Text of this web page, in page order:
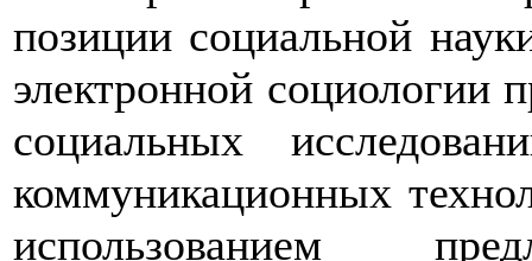
позиции социальной
электронной социологии
социальных
коммуникационных
использованием